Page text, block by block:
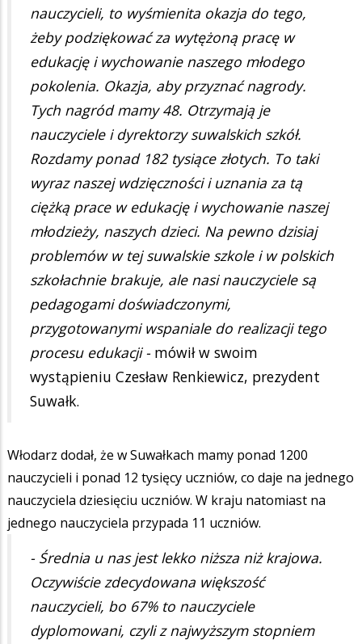
nauczycieli, to wyśmienita okazja do tego,
żeby podziękować za wytężoną pracę w
edukację i wychowanie naszego młodego
pokolenia. Okazja, aby przyznać nagrody.
Tych nagród mamy 48. Otrzymają je
nauczyciele i dyrektorzy suwalskich szkół.
Rozdamy ponad 182 tysiące złotych. To taki
wyraz naszej wdzięczności i uznania za tą
ciężką prace w edukację i wychowanie naszej
młodzieży, naszych dzieci. Na pewno dzisiaj
problemów w tej suwalskie szkole i w polskich
szkołachnie brakuje, ale nasi nauczyciele są
pedagogami doświadczonymi,
przygotowanymi wspaniale do realizacji tego
procesu edukacji - mówił w swoim
wystąpieniu Czesław Renkiewicz, prezydent
Suwałk.
Włodarz dodał, że w Suwałkach mamy ponad 1200
nauczycieli i ponad 12 tysięcy uczniów, co daje na jednego
nauczyciela dziesięciu uczniów. W kraju natomiast na
jednego nauczyciela przypada 11 uczniów.
- Średnia u nas jest lekko niższa niż krajowa.
Oczywiście zdecydowana większość
nauczycieli, bo 67% to nauczyciele
dyplomowani, czyli z najwyższym stopniem